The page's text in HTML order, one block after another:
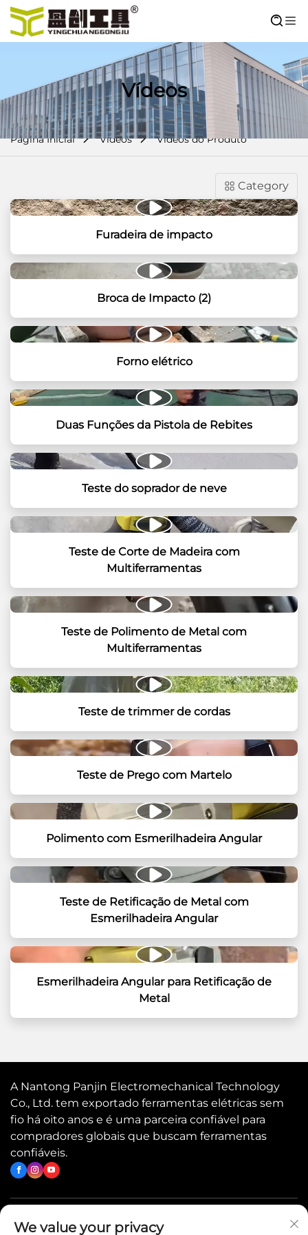
Vídeos
Página Inicial Vídeos Vídeos do Produto
Category
Furadeira de impacto
Broca de Impacto (2)
Forno elétrico
Duas Funções da Pistola de Rebites
Teste do soprador de neve
Teste de Corte de Madeira com
Multiferramentas
Teste de Polimento de Metal com
Multiferramentas
Teste de trimmer de cordas
Teste de Prego com Martelo
Polimento com Esmerilhadeira Angular
Teste de Retificação de Metal com
Esmerilhadeira Angular
Esmerilhadeira Angular para Retificação de
Metal
A Nantong Panjin Electromechanical Technology
Co., Ltd. tem exportado ferramentas elétricas sem
fio há oito anos e é uma parceira confiável para
compradores globais que buscam ferramentas
confiáveis.
Links rápidos
We value your privacy